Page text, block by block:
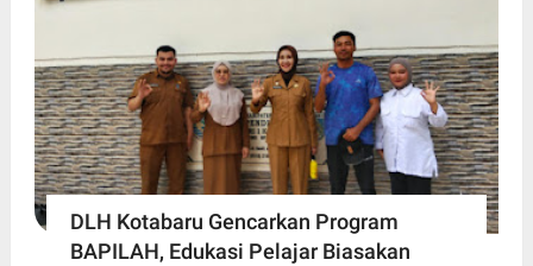
DLH Kotabaru Gencarkan Program
BAPILAH, Edukasi Pelajar Biasakan